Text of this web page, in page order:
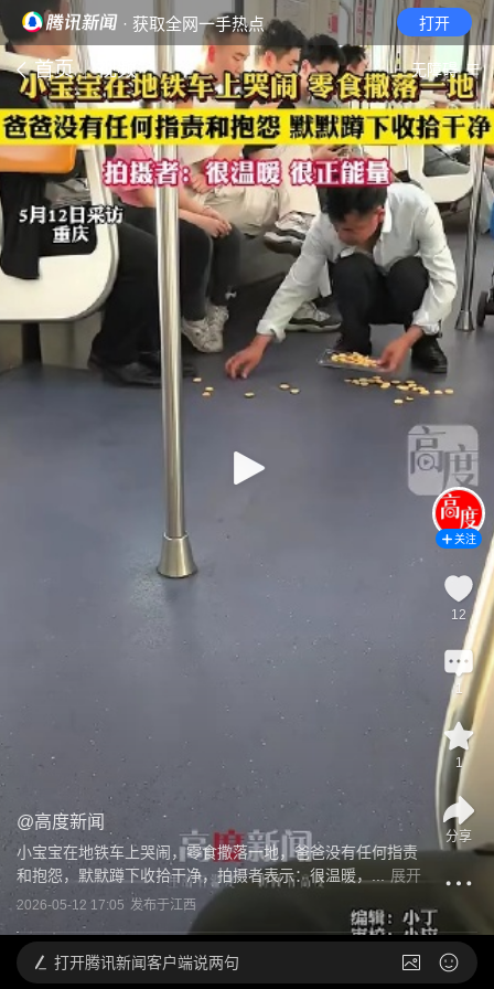
· 获取全网一手热点 打开
首页 视频 无障碍
@高度新闻
小宝宝在地铁车上哭闹，零食撒落一地，爸爸没有任何指责
和抱怨，默默蹲下收拾干净，拍摄者表示：很温暖，...
展开
2026-05-12 17:05 发布于江西
关注
12
1
1
分享
打开腾讯新闻客户端说两句